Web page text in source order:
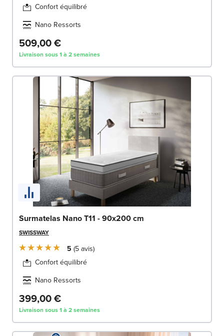
Confort équilibré
Nano Ressorts
509,00 €
Livraison sous 1 à 2 semaines
Surmatelas Nano T11 - 90x200 cm
SWISSWAY
5 5avis
Confort équilibré
Nano Ressorts
399,00 €
Livraison sous 1 à 2 semaines